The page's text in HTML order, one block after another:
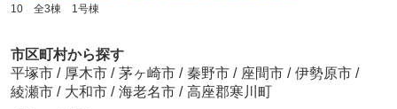
10 全3棟 1号棟
市区町村から探す
平塚市 / 厚木市 / 茅ヶ崎市 / 秦野市 / 座間市 / 伊勢原市 /
綾瀬市 / 大和市 / 海老名市 / 高座郡寒川町